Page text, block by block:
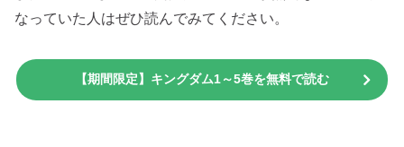
なっていた人はぜひ読んでみてください。
【期間限定】キングダム1～5巻を無料で読む